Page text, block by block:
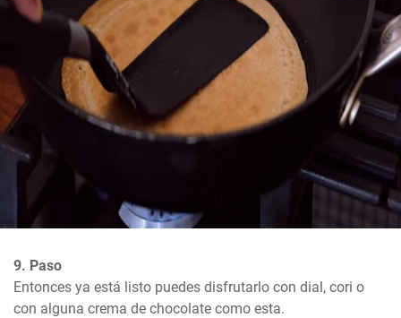
9. Paso
Entonces ya está listo puedes disfrutarlo con dial, cori o
con alguna crema de chocolate como esta.